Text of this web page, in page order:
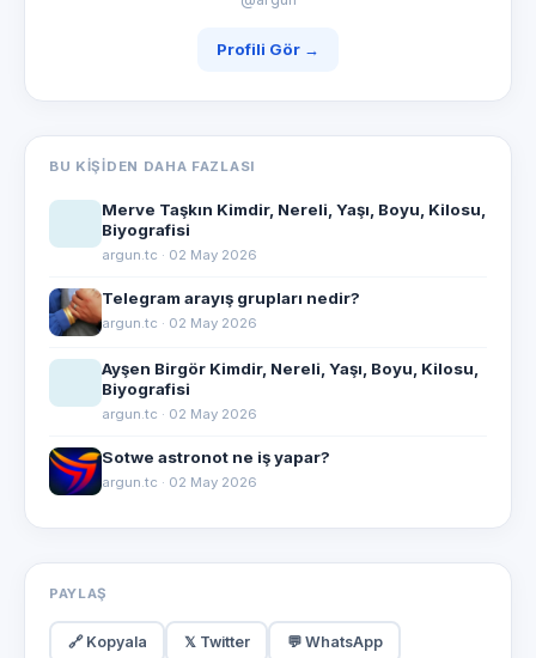
Profili Gör →
BU KIŞIDEN DAHA FAZLASI
Merve Taşkın Kimdir, Nereli, Yaşı, Boyu, Kilosu,
Biyografisi
argun.tc · 02 May 2026
Telegram arayış grupları nedir?
argun.tc · 02 May 2026
Ayşen Birgör Kimdir, Nereli, Yaşı, Boyu, Kilosu,
Biyografisi
argun.tc · 02 May 2026
Sotwe astronot ne iş yapar?
argun.tc · 02 May 2026
PAYLAŞ
🔗 Kopyala 𝕏 Twitter 💬 WhatsApp